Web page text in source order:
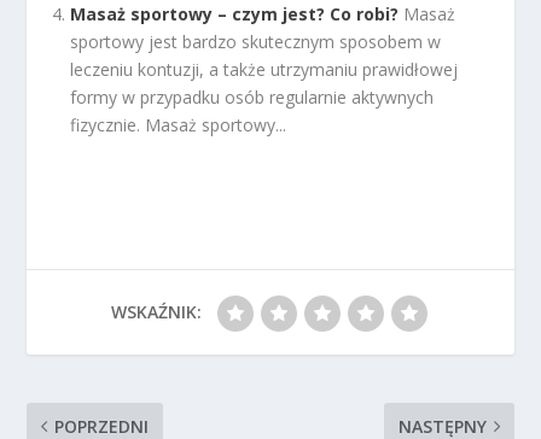
Masaż sportowy – czym jest? Co robi? Masaż
sportowy jest bardzo skutecznym sposobem w
leczeniu kontuzji, a także utrzymaniu prawidłowej
formy w przypadku osób regularnie aktywnych
fizycznie. Masaż sportowy...
WSKAŹNIK:
POPRZEDNI NASTĘPNY